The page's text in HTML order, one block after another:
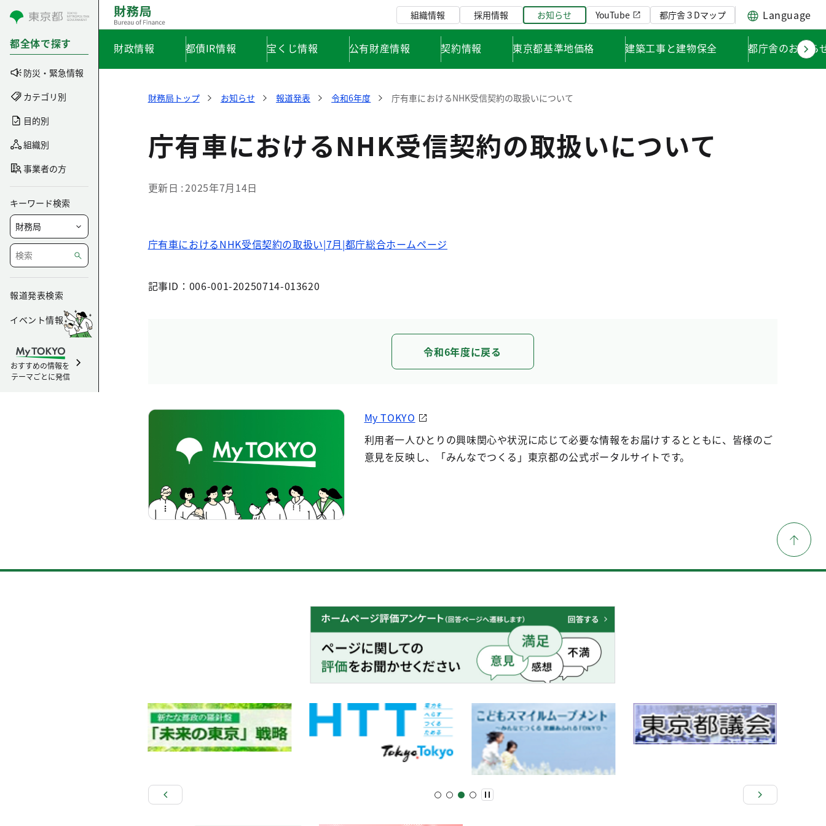
コンテンツにスキップ
都全体で探す
防災・緊急情報
カテゴリ別
目的別
組織別
事業者の方
キーワード検索
報道発表検索
イベント情報
おすすめの情報を
テーマごとに発信
組織情報 採用情報 お知らせ YouTube 都庁舎３Dマップ Language
財政情報 都債IR情報 宝くじ情報 公有財産情報 契約情報 東京都基準地価格 建築工事と建物保全 都庁舎のお知ら
財務局トップ お知らせ 報道発表 令和6年度 庁有車におけるNHK受信契約の取扱いについて
庁有車におけるNHK受信契約の取扱いについて
更新日 2025年7月14日
庁有車におけるNHK受信契約の取扱い|7月|都庁総合ホームページ
記事ID：006-001-20250714-013620
令和6年度に戻る
My TOKYO
利用者一人ひとりの興味関心や状況に応じて必要な情報をお届けするとともに、皆様のご
意見を反映し、「みんなでつくる」東京都の公式ポータルサイトです。